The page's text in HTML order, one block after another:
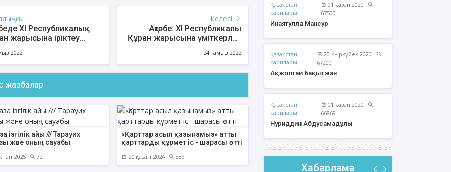
Бекжан
Әлимұхамедұлы
Ақжолтай Бақытжан
Әбішев Қуаныш
ХІ Республикалық
жарысына іріктеу
2022
Келесі
Ақтөбе: ХІ Республикалық
Құран жарысына үміткерлер
24 тамыз 2022
жазбалар
ізгілік айы /// Тарауих
және оның сауабы
2025 72
«Қарттар асыл қазынамыз» атты
қарттарды құрмет іс - шарасы өтті
20 қазан 2024 359
Қазақстан
қарилары
01 қазан 2020
67500
Инаятулла Мансур
Қазақстан
қарилары
20 қыркүйек 2020
67200
Ақжолтай Бақытжан
Қазақстан
қарилары
01 қазан 2020
66869
Нуриддин Абдусамадұлы
Хабарлама